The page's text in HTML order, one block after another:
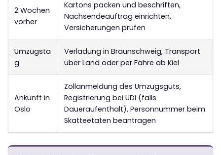
2 Wochen
vorher
Kartons packen und beschriften,
Nachsendeauftrag einrichten,
Versicherungen prüfen
Umzugsta
g
Verladung in Braunschweig, Transport
über Land oder per Fähre ab Kiel
Ankunft in
Oslo
Zollanmeldung des Umzugsguts,
Registrierung bei UDI (falls
Daueraufenthalt), Personnummer beim
Skatteetaten beantragen